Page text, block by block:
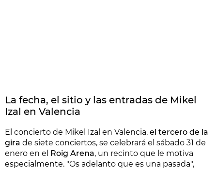
La fecha, el sitio y las entradas de Mikel
Izal en Valencia
El concierto de Mikel Izal en Valencia, el tercero de la
gira de siete conciertos, se celebrará el sábado 31 de
enero en el Roig Arena, un recinto que le motiva
especialmente. "Os adelanto que es una pasada",